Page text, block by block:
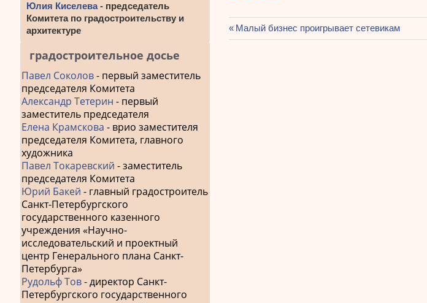
Навигация
Предыдущая
запись:
Малый бизнес проигрывает сетевикам
Юлия Киселева- председатель
Комитета по градостроительству и
архитектуре
градостроительное досье
Павел Соколов- первый заместитель
председателя Комитета
Александр Тетерин - первый
заместитель председателя
Елена Крамскова - врио заместителя
председателя Комитета, главного
художника
Павел Токаревский - заместитель
председателя Комитета
Юрий Бакей - главный градостроитель
Санкт-Петербургского
государственного казенного
учреждения «Научно-
исследовательский и проектный
центр Генерального плана Санкт-
Петербурга»
Рудольф Тов- директор Санкт-
Петербургского государственного